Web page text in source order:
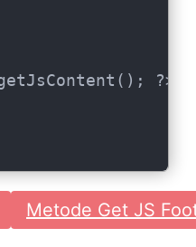
?>
Metode Get JS